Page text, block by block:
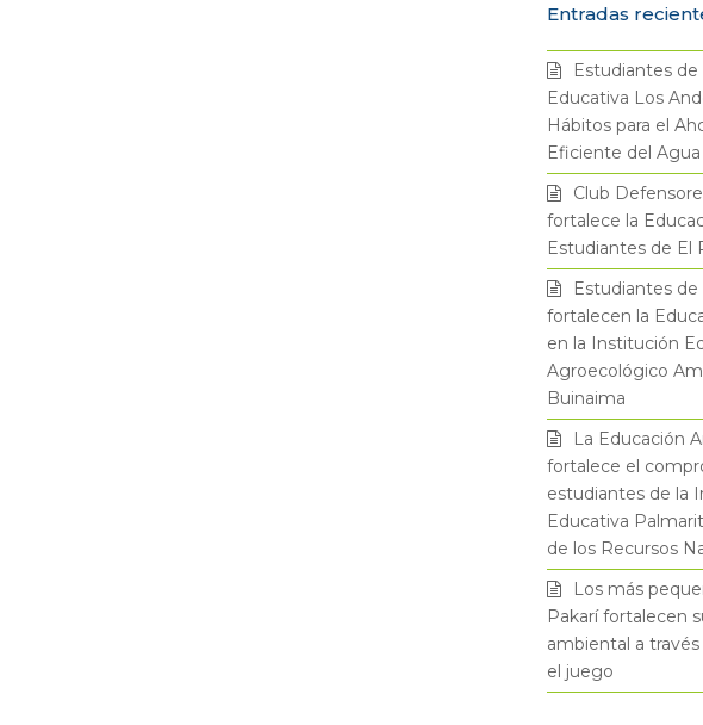
i
t
t
e
r
c
Entradas
Estudiantes
Educativa Los
Hábitos para el
Eficiente del Agua
Club
fortalece la
Estudiantes de El
Estudiantes
fortalecen la
en la Institución
Agroecológico
Buinaima
La Educación
fortalece el
estudiantes de la
Educativa
de los Recursos
Los más
Pakarí fortalecen
ambiental a
el juego